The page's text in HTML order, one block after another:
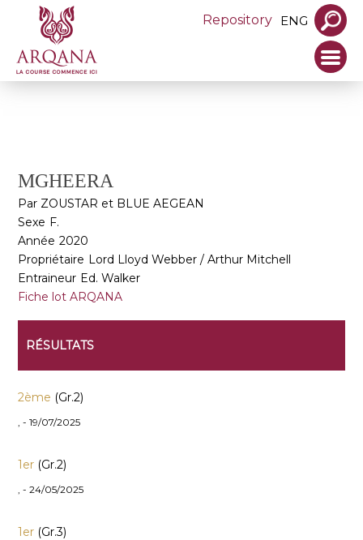
Repository ENG
MGHEERA
Par ZOUSTAR et BLUE AEGEAN
Sexe F.
Année 2020
Propriétaire Lord Lloyd Webber / Arthur Mitchell
Entraineur Ed. Walker
Fiche lot ARQANA
RÉSULTATS
2ème (Gr.2)
, - 19/07/2025
1er (Gr.2)
, - 24/05/2025
1er (Gr.3)